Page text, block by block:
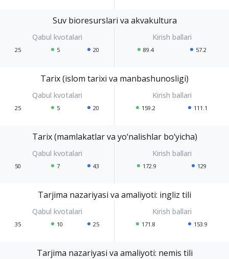
Suv bioresurslari va akvakultura
25 5 20 89.4 57.2
Tarix (islom tarixi va manbashunosligi)
25 5 20 159.2 111.1
Tarix (mamlakatlar va yo‘nalishlar bo‘yicha)
50 7 43 172.9 129
Tarjima nazariyasi va amaliyoti: ingliz tili
35 10 25 171.8 153.9
Tarjima nazariyasi va amaliyoti: nemis tili